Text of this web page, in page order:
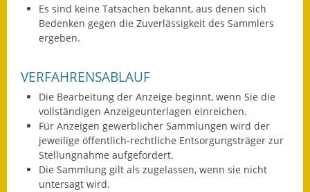
Gemeinderat
Sitzungsberichte 2016
Sitzungsberichte 2017
Sitzungsberichte 2018
Es sind keine Tatsachen bekannt, aus denen sich
Bedenken gegen die Zuverlässigkeit des Sammlers
ergeben.
VERFAHRENSABLAUF
Die Bearbeitung der Anzeige beginnt, wenn Sie die
vollständigen Anzeigeunterlagen einreichen.
Für Anzeigen gewerblicher Sammlungen wird der
jeweilige öffentlich-rechtliche Entsorgungsträger zur
Stellungnahme aufgefordert.
Die Sammlung gilt als zugelassen, wenn sie nicht
untersagt wird.